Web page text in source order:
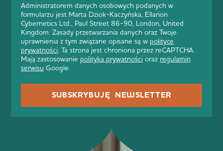
Administratorem danych osobowych podanych w
formularzu jest Marta Dziok-Kaczyńska, Ellarion
Cybernetics Ltd., Paul Street 86-90, London, United
Kingdom. Zasady przetwarzania danych oraz Twoje
uprawnienia z tym związane opisane są w polityce
prywatności. Ta strona jest chroniona przez reCAPTCHA.
Mają zastosowanie polityka prywatności oraz regulamin
serwisu Google.
SUBSKRYBUJĘ NEWSLETTER